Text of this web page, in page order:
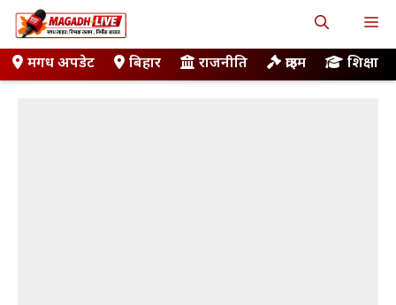
Skip
to
contentमगध अपडेट बिहार राजनीति क्राइम शिक्षा